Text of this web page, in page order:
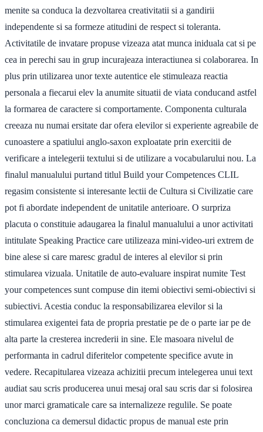
menite sa conduca la dezvoltarea creativitatii si a gandirii
independente si sa formeze atitudini de respect si toleranta.
Activitatile de invatare propuse vizeaza atat munca iniduala cat si pe
cea in perechi sau in grup incurajeaza interactiunea si colaborarea. In
plus prin utilizarea unor texte autentice ele stimuleaza reactia
personala a fiecarui elev la anumite situatii de viata conducand astfel
la formarea de caractere si comportamente. Componenta culturala
creeaza nu numai ersitate dar ofera elevilor si experiente agreabile de
cunoastere a spatiului anglo-saxon exploatate prin exercitii de
verificare a intelegerii textului si de utilizare a vocabularului nou. La
finalul manualului purtand titlul Build your Competences CLIL
regasim consistente si interesante lectii de Cultura si Civilizatie care
pot fi abordate independent de unitatile anterioare. O surpriza
placuta o constituie adaugarea la finalul manualului a unor activitati
intitulate Speaking Practice care utilizeaza mini-video-uri extrem de
bine alese si care maresc gradul de interes al elevilor si prin
stimularea vizuala. Unitatile de auto-evaluare inspirat numite Test
your competences sunt compuse din itemi obiectivi semi-obiectivi si
subiectivi. Acestia conduc la responsabilizarea elevilor si la
stimularea exigentei fata de propria prestatie pe de o parte iar pe de
alta parte la cresterea increderii in sine. Ele masoara nivelul de
performanta in cadrul diferitelor competente specifice avute in
vedere. Recapitularea vizeaza achizitii precum intelegerea unui text
audiat sau scris producerea unui mesaj oral sau scris dar si folosirea
unor marci gramaticale care sa internalizeze regulile. Se poate
concluziona ca demersul didactic propus de manual este prin